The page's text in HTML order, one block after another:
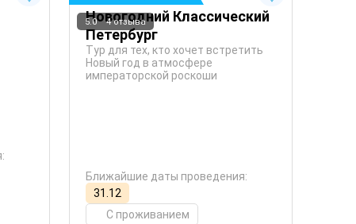
5.0 4 отзыва
Новогодний Классический
Петербург
Тур для тех, кто хочет встретить
Новый год в атмосфере
императорской роскоши
Ближайшие даты проведения:
31.12
С проживанием